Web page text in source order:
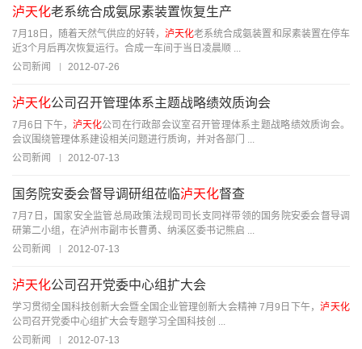
泸天化老系统合成氨尿素装置恢复生产
7月18日，随着天然气供应的好转， 泸天化老系统合成氨装置和尿素装置在停车
近3个月后再次恢复运行。合成一车间于当日凌晨顺 ...
公司新闻
2012-07-26
泸天化公司召开管理体系主题战略绩效质询会
7月6日下午， 泸天化公司在行政部会议室召开管理体系主题战略绩效质询会。
会议围绕管理体系建设相关问题进行质询，并对各部门 ...
公司新闻
2012-07-13
国务院安委会督导调研组莅临泸天化督查
7月7日，国家安全监管总局政策法规司司长支同祥带领的国务院安委会督导调
研第二小组，在泸州市副市长曹勇、纳溪区委书记熊启 ...
公司新闻
2012-07-13
泸天化公司召开党委中心组扩大会
学习贯彻全国科技创新大会暨全国企业管理创新大会精神 7月9日下午， 泸天化
公司召开党委中心组扩大会专题学习全国科技创 ...
公司新闻
2012-07-13